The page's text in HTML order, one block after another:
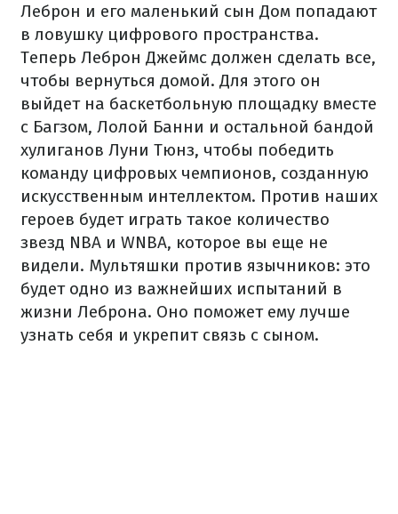
Леброн и его маленький сын Дом попадают
в ловушку цифрового пространства.
Теперь Леброн Джеймс должен сделать все,
чтобы вернуться домой. Для этого он
выйдет на баскетбольную площадку вместе
с Багзом, Лолой Банни и остальной бандой
хулиганов Луни Тюнз, чтобы победить
команду цифровых чемпионов, созданную
искусственным интеллектом. Против наших
героев будет играть такое количество
звезд NBA и WNBA, которое вы еще не
видели. Мультяшки против язычников: это
будет одно из важнейших испытаний в
жизни Леброна. Оно поможет ему лучше
узнать себя и укрепит связь с сыном.